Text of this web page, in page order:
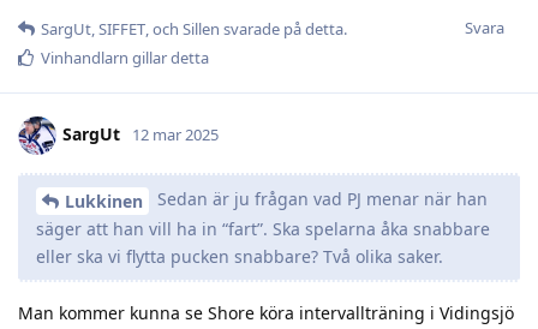
Svara
SargUt,SIFFET, och Sillen svarade på detta.
Vinhandlarn gillar detta
SargUt 12 mar 2025
Lukkinen
Sedan är ju frågan vad PJ menar när han
säger att han vill ha in “fart”. Ska spelarna åka snabbare
eller ska vi flytta pucken snabbare? Två olika saker.
Man kommer kunna se Shore köra intervallträning i Vidingsjö